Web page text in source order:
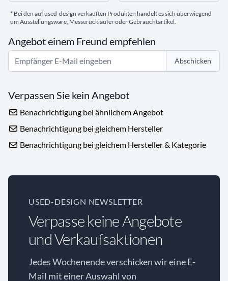
* Bei den auf used-design verkauften Produkten handelt es sich überwiegend
um Ausstellungsware, Messerückläufer oder Gebrauchtartikel.
Angebot einem Freund empfehlen
Abschicken
Verpassen Sie kein Angebot
Benachrichtigung bei ähnlichem Angebot
Benachrichtigung bei gleichem Hersteller
Benachrichtigung bei gleichem Hersteller & Kategorie
USED-DESIGN NEWSLETTER
Verpasse keine Angebote
und Verkaufsaktionen
Jedes Wochenende verschicken wir eine E-
Mail mit einer Auswahl von